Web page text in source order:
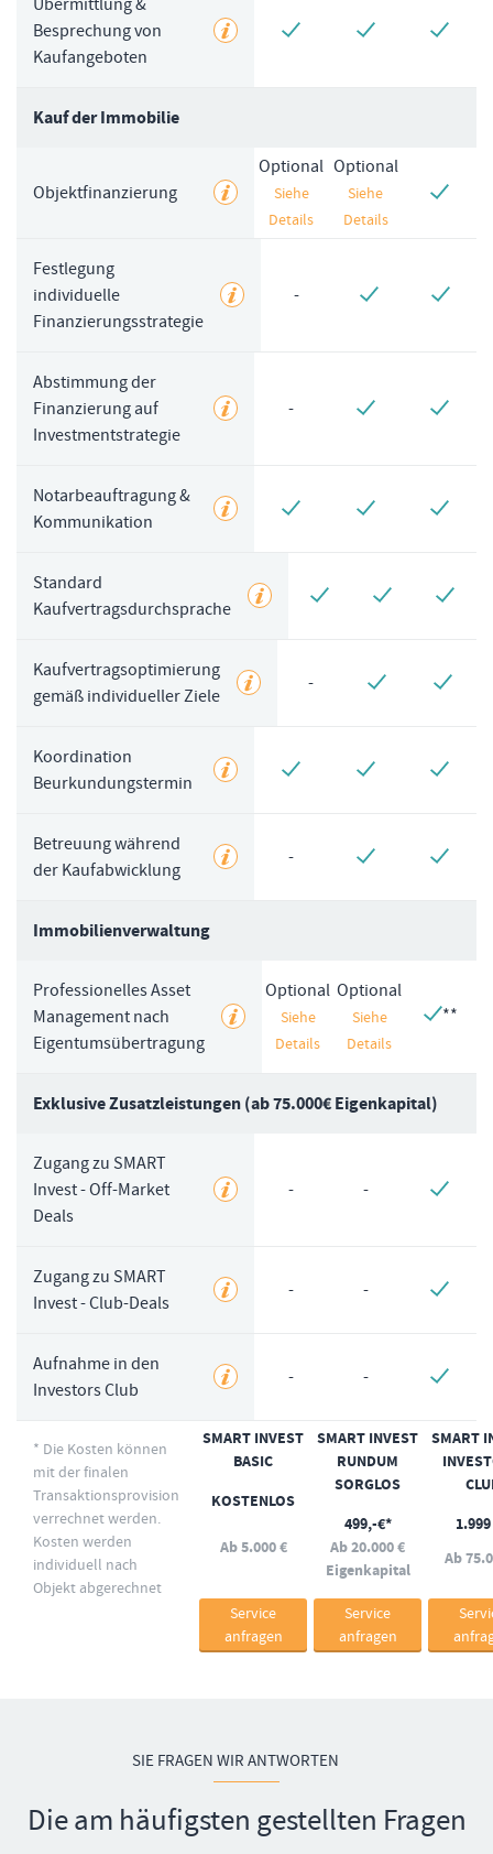
Besprechung von
Kaufangeboten
Kauf der Immobilie
Objektfinanzierung
Optional
Siehe
Details
Optional
Siehe
Details
Festlegung
individuelle
Finanzierungsstrategie
-
Abstimmung der
Finanzierung auf
Investmentstrategie
-
Notarbeauftragung &
Kommunikation
Standard
Kaufvertragsdurchsprache
Kaufvertragsoptimierung
gemäß individueller Ziele
-
Koordination
Beurkundungstermin
Betreuung während
der Kaufabwicklung
-
Immobilienverwaltung
Professionelles Asset
Management nach
Eigentumsübertragung
Optional
Siehe
Details
Optional
Siehe
Details
**
Exklusive Zusatzleistungen (ab 75.000€ Eigenkapital)
Zugang zu SMART
Invest - Off-Market
Deals
- -
Zugang zu SMART
Invest - Club-Deals
- -
Aufnahme in den
Investors Club
- -
* Die Kosten können
mit der finalen
Transaktionsprovision
verrechnet werden.
Kosten werden
individuell nach
Objekt abgerechnet
SMART INVEST
BASIC
KOSTENLOS
Ab 5.000 €
Service
anfragen
SMART INVEST
RUNDUM
SORGLOS
499,-€*
Ab 20.000 €
Eigenkapital
Service
anfragen
SMART
Ab
SIE FRAGEN WIR ANTWORTEN
Die am häufigsten gestellten Fragen